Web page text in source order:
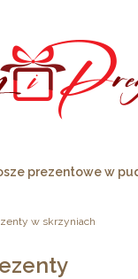
prezentowe w
w skrzyniach